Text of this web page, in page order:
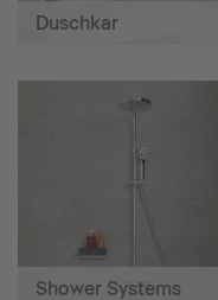
Duschkar
Shower Systems